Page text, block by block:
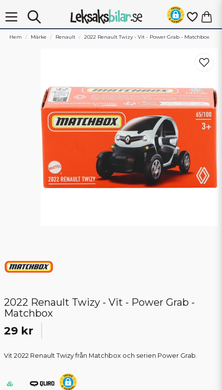
Hem Märke Renault 2022 Renault Twizy - Vit - Power Grab - Matchbox
2022 Renault Twizy - Vit - Power Grab -
Matchbox
29 kr
Vit 2022 Renault Twizy från Matchbox och serien Power Grab.